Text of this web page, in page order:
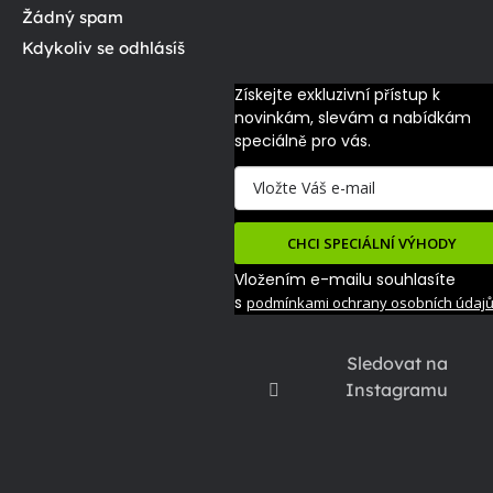
Sledovat na
Instagramu
Žádný spam
Kdykoliv se odhlásíš
Získejte exkluzivní přístup k
novinkám, slevám a nabídkám
speciálně pro vás.
CHCI SPECIÁLNÍ VÝHODY
Vložením e-mailu souhlasíte
s podmínkami ochrany osobních údajů